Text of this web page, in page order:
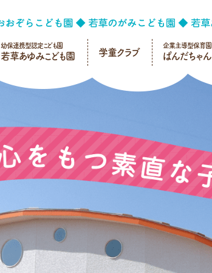
幼保連携型認定こども園
若草あゆみこども園 学童クラブ
企業主導型保育園
ぱんだちゃん